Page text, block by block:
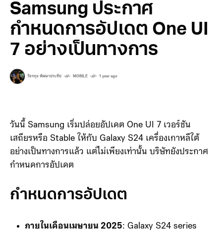
Samsung ประกาศ
กำหนดการอัปเดต One UI
7 อย่างเป็นทางการ
วัชรกุล พัฒนาประทีป MOBILE 1 year ago
วันนี้ Samsung เริ่มปล่อยอัปเดต One UI 7 เวอร์ชัน
เสถียรหรือ Stable ให้กับ Galaxy S24 เครื่องเกาหลีใต้
อย่างเป็นทางการแล้ว แต่ไม่เพียงเท่านั้น บริษัทยังประกาศ
กำหนดการอัปเดต
กำหนดการอัปเดต
ภายในเดือนเมษายน 2025: Galaxy S24 series